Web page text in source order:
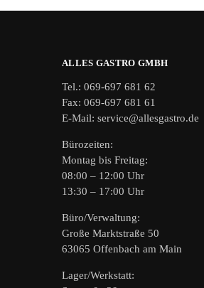
ALLES GASTRO GMBH
Tel.: 069-697 681 62
Fax: 069-697 681 61
E-Mail: service@allesgastro.de
Bürozeiten:
Montag bis Freitag:
08:00 – 12:00 Uhr
13:30 – 17:00 Uhr
Büro/Verwaltung:
Große Marktstraße 50
63065 Offenbach am Main
Lager/Werkstatt: